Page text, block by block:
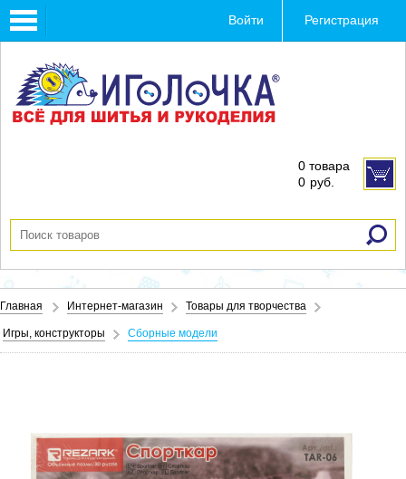
Toggle
navigation
Войти Регистрация
0 товара
0 руб.
Главная Интернет-магазин Товары для творчества
Игры, конструкторы Сборные модели